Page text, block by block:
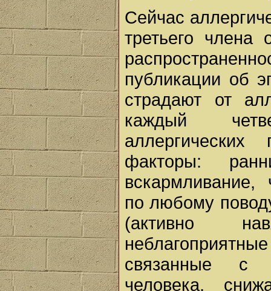
Сейчас
третьего
публикации об
страдают от
каждый
аллергических
факторы:
вскармливание,
по любому
(активно
связанные с
человека,